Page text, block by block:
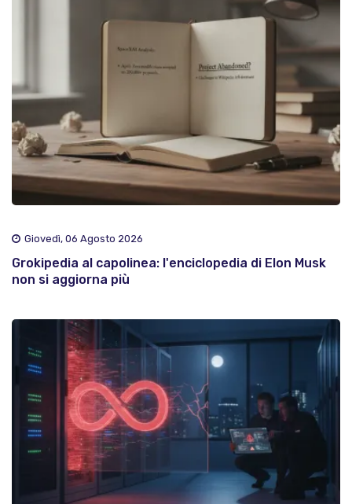
Giovedì, 06 Agosto 2026
Grokipedia al capolinea: l'enciclopedia di Elon Musk
non si aggiorna più